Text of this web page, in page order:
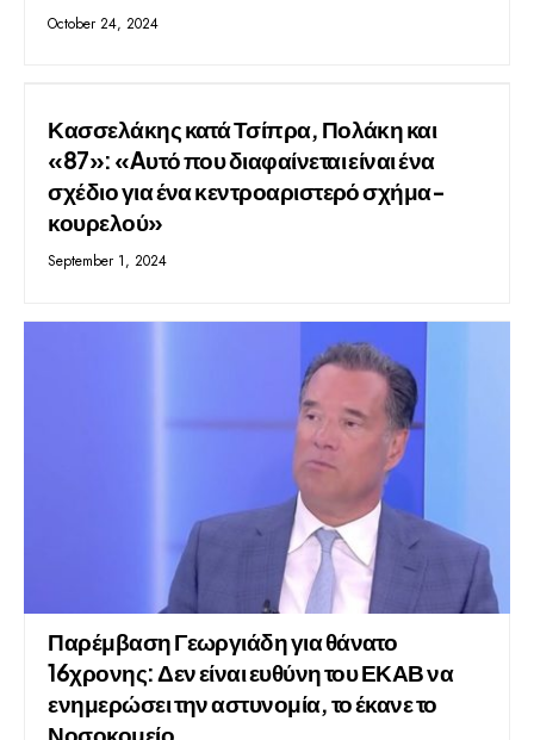
October 24, 2024
Κασσελάκης κατά Τσίπρα, Πολάκη και
«87»: «Aυτό που διαφαίνεται είναι ένα
σχέδιο για ένα κεντροαριστερό σχήμα-
κουρελού»
September 1, 2024
Παρέμβαση Γεωργιάδη για θάνατο
16χρονης: Δεν είναι ευθύνη του ΕΚΑΒ να
ενημερώσει την αστυνομία, το έκανε το
Νοσοκομείο